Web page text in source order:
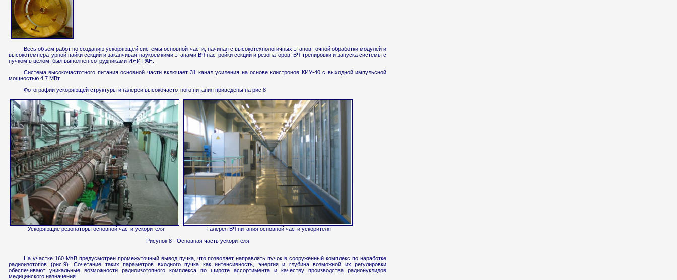
Весь объем работ по созданию ускоряющей системы основной части, начиная с высокотехнологичных этапов точной обработки модулей и
высокотемпературной пайки секций и заканчивая наукоемкими этапами ВЧ настройки секций и резонаторов, ВЧ тренировки и запуска системы с
пучком в целом, был выполнен сотрудниками ИЯИ РАН.
Система высокочастотного питания основной части включает 31 канал усиления на основе клистронов КИУ-40 с выходной импульсной
мощностью 4,7 МВт.
Фотографии ускоряющей структуры и галереи высокочастотного питания приведены на рис.8
Ускоряющие резонаторы основной части ускорителя
Галерея ВЧ питания основной части ускорителя
Рисунок 8 - Основная часть ускорителя
На участке 160 МэВ предусмотрен промежуточный вывод пучка, что позволяет направлять пучок в сооруженный комплекс по наработке
радиоизотопов (рис.9). Сочетание таких параметров входного пучка как интенсивность, энергия и глубина возможной их регулировки
обеспечивают уникальные возможности радиоизотопного комплекса по широте ассортимента и качеству производства радионуклидов
медицинского назначения.